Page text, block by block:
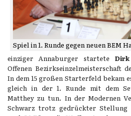
Spiel in 1. Runde gegen neuen BEM
einziger Annaburger startete Dirk
Offenen Bezirkseinzelmeisterschaft
In dem 15 großen Starterfeld bekam
gleich in der 1. Runde mit dem
Matthey zu tun. In der Modernen
Schwarz trotz gedrückter Stellung